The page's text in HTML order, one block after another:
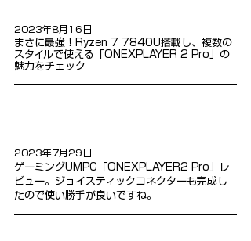
2023年8月16日
まさに最強！Ryzen 7 7840U搭載し、複数の
スタイルで使える「ONEXPLAYER 2 Pro」の
魅力をチェック
2023年7月29日
ゲーミングUMPC「ONEXPLAYER2 Pro」レ
ビュー。ジョイスティックコネクターも完成し
たので使い勝手が良いですね。